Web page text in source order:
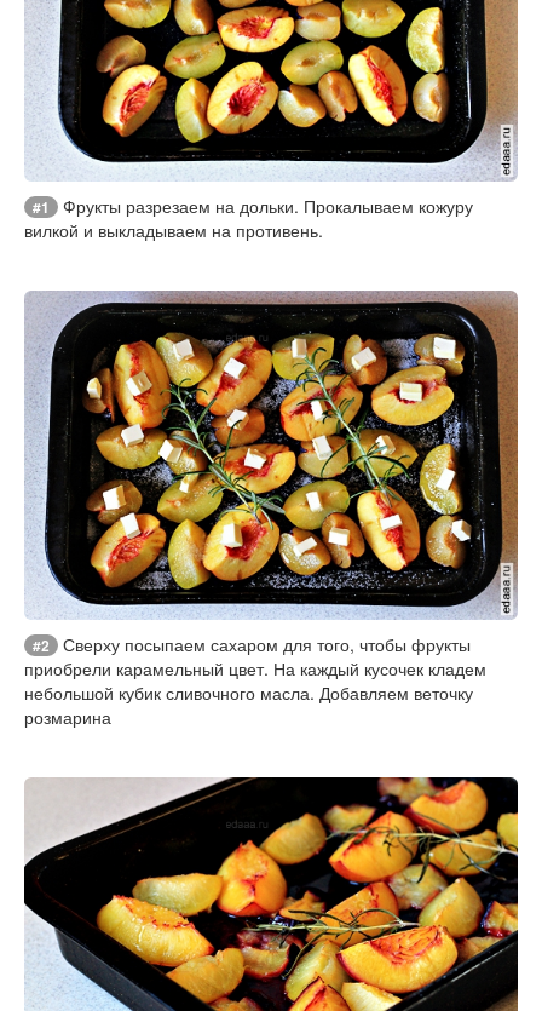
#1
Фрукты разрезаем на дольки. Прокалываем кожуру
вилкой и выкладываем на противень.
#2
Сверху посыпаем сахаром для того, чтобы фрукты
приобрели карамельный цвет. На каждый кусочек кладем
небольшой кубик сливочного масла. Добавляем веточку
розмарина